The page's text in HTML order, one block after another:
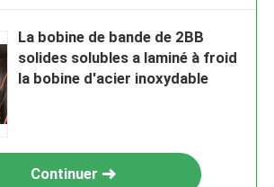
La bobine de bande de 2BB
solides solubles a laminé à froid
la bobine d'acier inoxydable
Continuer